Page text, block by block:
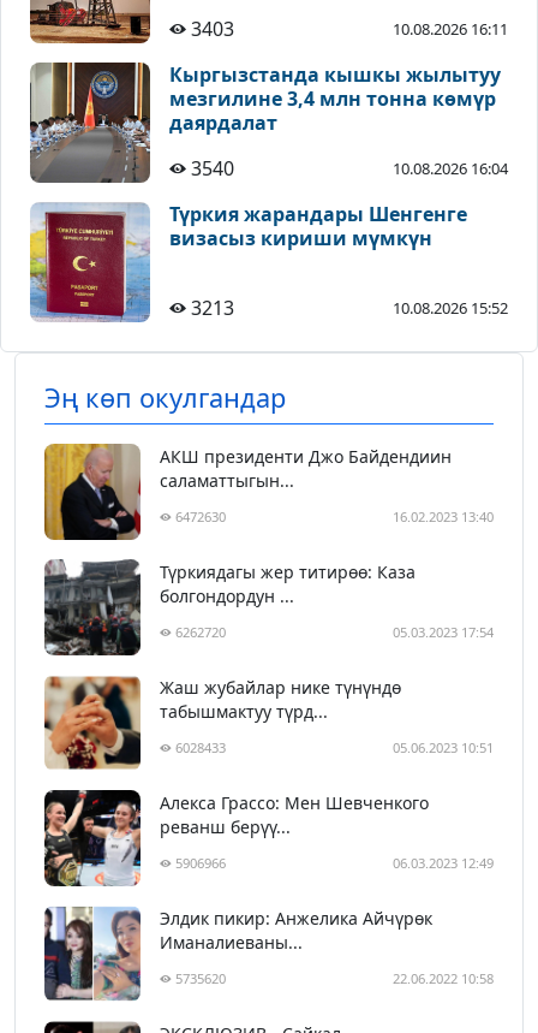
3403
10.08.2026 16:11
Кыргызстанда кышкы жылытуу
мезгилине 3,4 млн тонна көмүр
даярдалат
3540
10.08.2026 16:04
Түркия жарандары Шенгенге
визасыз кириши мүмкүн
3213 10.08.2026 15:52
Эң көп окулгандар
АКШ президенти Джо Байдендиин
саламаттыгын...
6472630 16.02.2023 13:40
Түркиядагы жер титирөө: Каза
болгондордун ...
6262720 05.03.2023 17:54
Жаш жубайлар нике түнүндө
табышмактуу түрд...
6028433 05.06.2023 10:51
Алекса Грассо: Мен Шевченкого
реванш берүү...
5906966 06.03.2023 12:49
Элдик пикир: Анжелика Айчүрөк
Иманалиеваны...
5735620 22.06.2022 10:58